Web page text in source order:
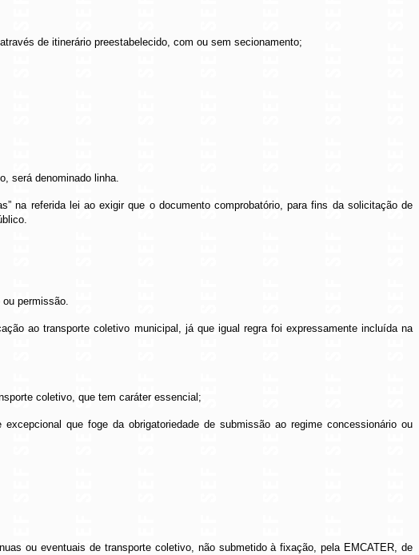
de itinerário preestabelecido, com ou sem secionamento;
será denominado linha.
na referida lei ao exigir que o documento comprobatório, para fins da solicitação de
permissão.
ao transporte coletivo municipal, já que igual regra foi expressamente incluída na
coletivo, que tem caráter essencial;
que foge da obrigatoriedade de submissão ao regime concessionário ou
ou eventuais de transporte coletivo, não submetido à fixação, pela EMCATER, de